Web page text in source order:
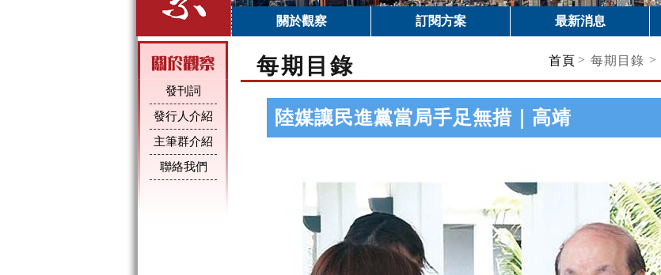
關於觀察 訂閱方案 最新消息
發刊詞
發行人介紹
主筆群介紹
聯絡我們
每期目錄 首頁 > 每期目錄 >
陸媒讓民進黨當局手足無措｜高靖